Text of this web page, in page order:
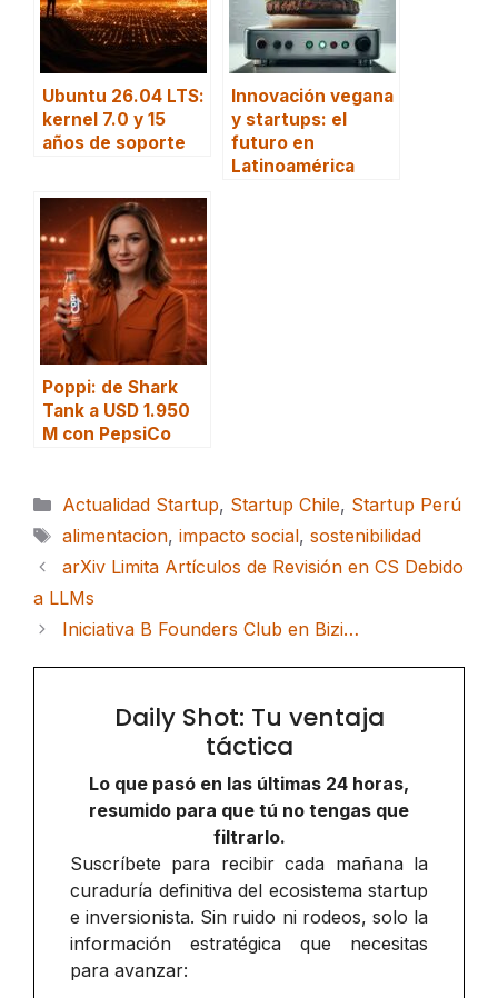
Ubuntu 26.04 LTS:
kernel 7.0 y 15
años de soporte
Innovación vegana
y startups: el
futuro en
Latinoamérica
Poppi: de Shark
Tank a USD 1.950
M con PepsiCo
Categorías
Actualidad Startup, Startup Chile, Startup Perú
Etiquetas
alimentacion, impacto social, sostenibilidad
arXiv Limita Artículos de Revisión en CS Debido
a LLMs
Iniciativa B Founders Club en Bizi…
Daily Shot: Tu ventaja
táctica
Lo que pasó en las últimas 24 horas,
resumido para que tú no tengas que
filtrarlo.
Suscríbete para recibir cada mañana la
curaduría definitiva del ecosistema startup
e inversionista. Sin ruido ni rodeos, solo la
información estratégica que necesitas
para avanzar: